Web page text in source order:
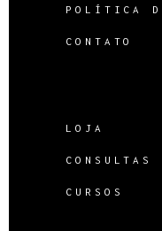
POLÍTICA
CONTATO
LOJA
CONSULTAS
CURSOS